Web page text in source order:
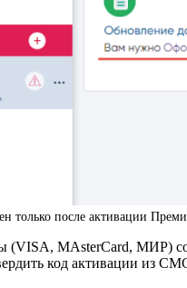
только после активации
MAsterCard, МИР)
код активации из